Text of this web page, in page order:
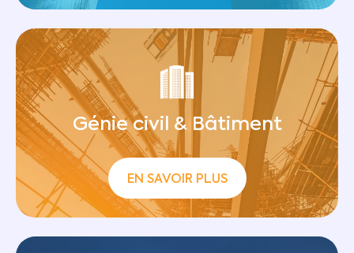
Génie civil & Bâtiment
EN SAVOIR PLUS